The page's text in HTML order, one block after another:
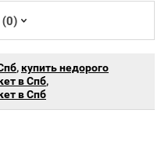
,купить недорого
в Спб,
в Спб